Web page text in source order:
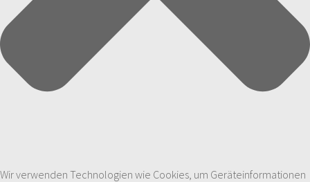
Wir verwenden Technologien wie Cookies, um Geräteinformationen